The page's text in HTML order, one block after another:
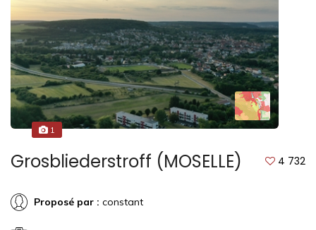
1
Grosbliederstroff (MOSELLE) 4 732
Proposé par : constant